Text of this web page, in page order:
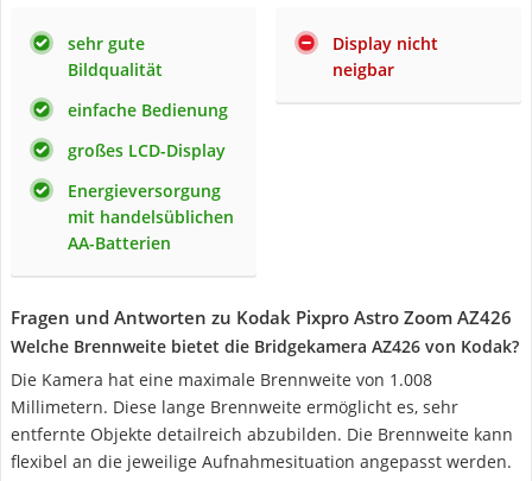
sehr gute
Bildqualität
einfache Bedienung
großes LCD-Display
Energieversorgung
mit handelsüblichen
AA-Batterien
Display nicht
neigbar
Fragen und Antworten zu Kodak Pixpro Astro Zoom AZ426
Welche Brennweite bietet die Bridgekamera AZ426 von Kodak?
Die Kamera hat eine maximale Brennweite von 1.008
Millimetern. Diese lange Brennweite ermöglicht es, sehr
entfernte Objekte detailreich abzubilden. Die Brennweite kann
flexibel an die jeweilige Aufnahmesituation angepasst werden.